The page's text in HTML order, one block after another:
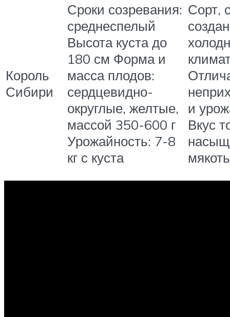
Король
Сибири
Сроки созревания:
среднеспелый
Высота куста до
180 см Форма и
масса плодов:
сердцевидно-
округлые, желтые,
массой 350-600 г
Урожайность: 7-8
кг с куста
Сорт,
и
Вкус